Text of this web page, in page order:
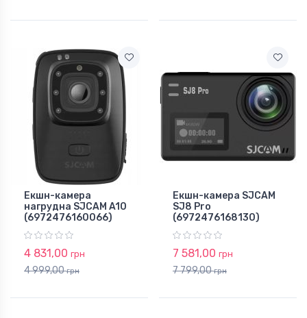
Екшн-камера
нагрудна SJCAM A10
(6972476160066)
4 831,00 грн
4 999,00грн
Екшн-камера SJCAM
SJ8 Pro
(6972476168130)
7 581,00 грн
7 799,00грн